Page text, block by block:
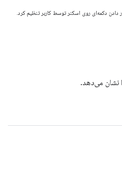
دادن دکمه‌ای روی اسکنر توسط کاربر تنظیم کرد.
نشان می‌دهد.